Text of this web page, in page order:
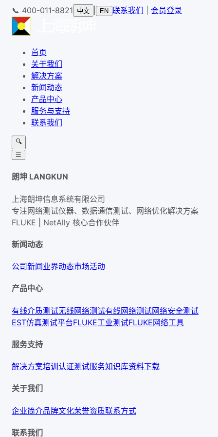
📞 400-011-8821 中文 EN 联系我们 会员登录
首页
关于我们
解决方案
新闻动态
产品中心
服务与支持
联系我们
🔍
☰
朗坤 LANGKUN
上海朗坤信息系统有限公司
专注网络测试仪器、数据通信测试、网络优化解决方案
FLUKE | NetAlly 核心合作伙伴
新闻动态
公司新闻业界动态市场活动
产品中心
有线介质测试无线网络测试有线网络测试网络安全测试
EST仿真测试平台FLUKE工业测试FLUKE网络工具
服务支持
解决方案培训认证测试服务知识库资料下载
关于我们
企业简介品牌文化荣誉资质联系方式
联系我们